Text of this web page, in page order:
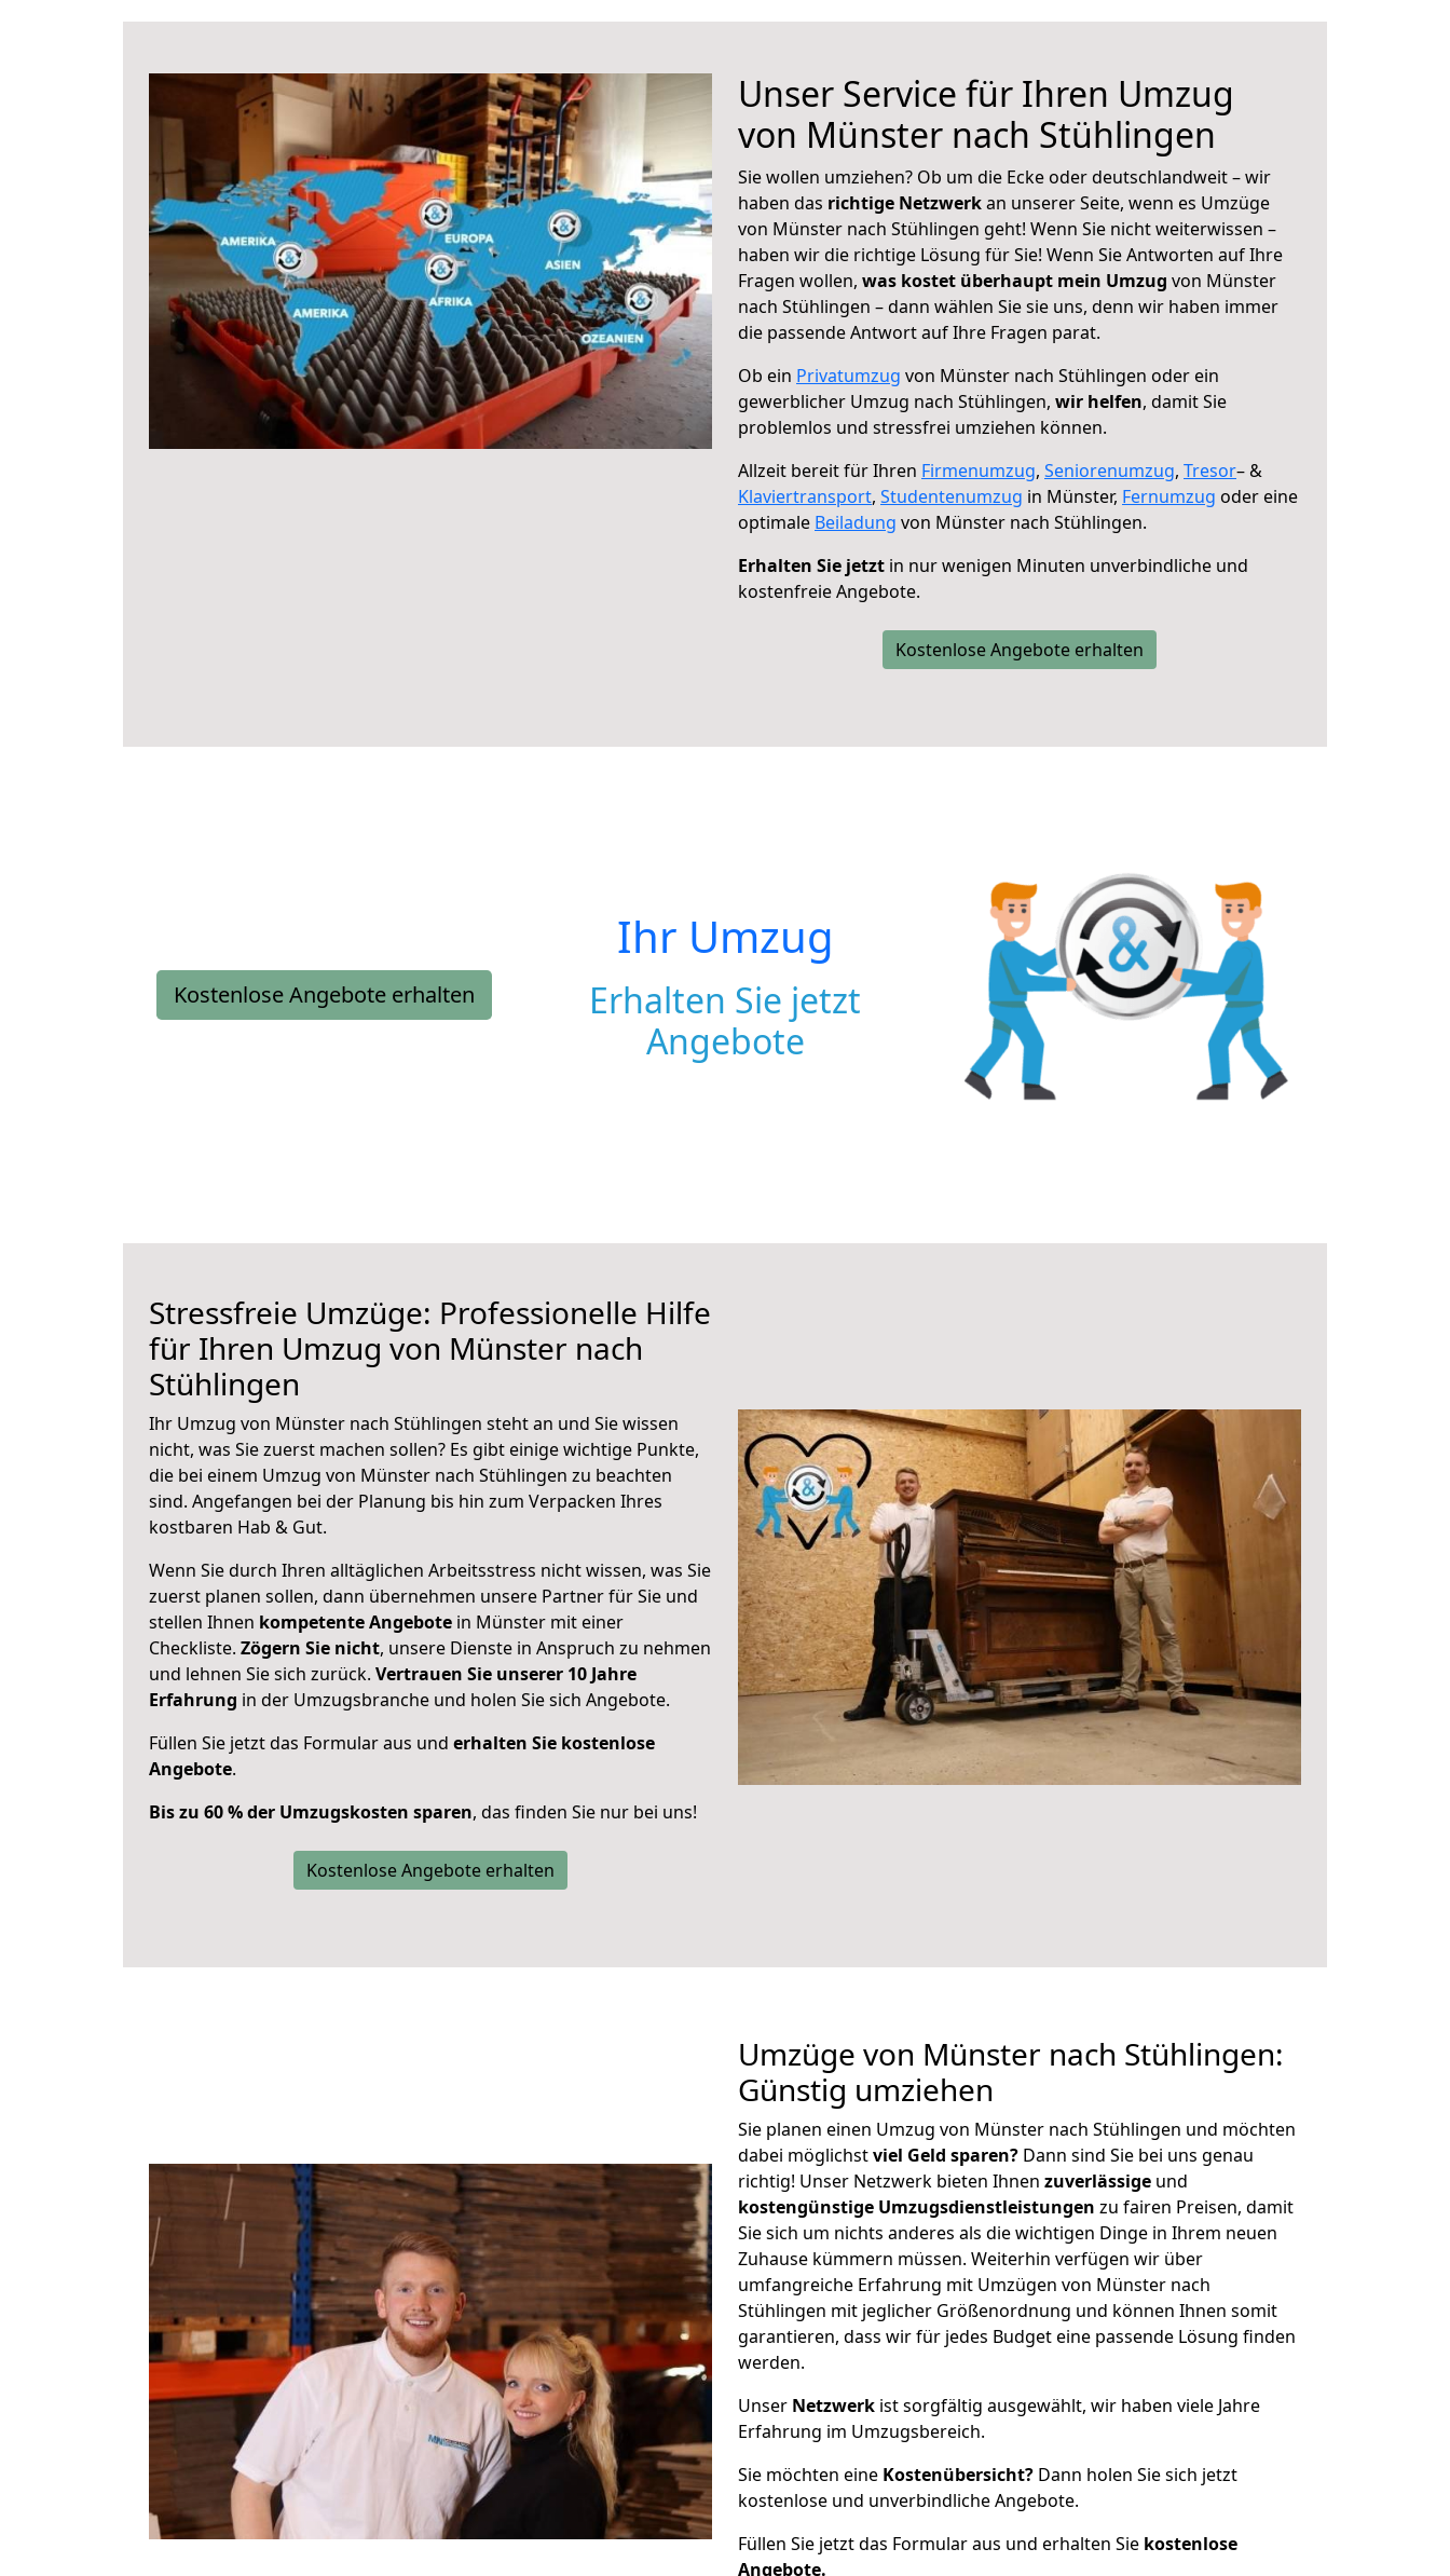
Unser Service für Ihren Umzug
von Münster nach Stühlingen
Sie wollen umziehen? Ob um die Ecke oder deutschlandweit – wir
haben das richtige Netzwerkan unserer Seite, wenn es Umzüge
von Münster nach Stühlingen geht! Wenn Sie nicht weiterwissen –
haben wir die richtige Lösung für Sie! Wenn Sie Antworten auf Ihre
Fragen wollen, was kostet überhaupt mein Umzug von Münster
nach Stühlingen – dann wählen Sie sie uns, denn wir haben immer
die passende Antwort auf Ihre Fragen parat.
Ob ein Privatumzug von Münster nach Stühlingen oder ein
gewerblicher Umzug nach Stühlingen, wir helfen, damit Sie
problemlos und stressfrei umziehen können.
Allzeit bereit für Ihren Firmenumzug, Seniorenumzug, Tresor– &
Klaviertransport, Studentenumzug in Münster, Fernumzug oder eine
optimale Beiladung von Münster nach Stühlingen.
Erhalten Sie jetzt in nur wenigen Minuten unverbindliche und
kostenfreie Angebote.
Kostenlose Angebote erhalten
Kostenlose Angebote erhalten
Ihr Umzug
Erhalten Sie jetzt
Angebote
Stressfreie Umzüge: Professionelle Hilfe
für Ihren Umzug von Münster nach
Stühlingen
Ihr Umzug von Münster nach Stühlingen steht an und Sie wissen
nicht, was Sie zuerst machen sollen? Es gibt einige wichtige Punkte,
die bei einem Umzug von Münster nach Stühlingen zu beachten
sind. Angefangen bei der Planung bis hin zum Verpacken Ihres
kostbaren Hab & Gut.
Wenn Sie durch Ihren alltäglichen Arbeitsstress nicht wissen, was Sie
zuerst planen sollen, dann übernehmen unsere Partner für Sie und
stellen Ihnen kompetente Angebote in Münster mit einer
Checkliste. Zögern Sie nicht, unsere Dienste in Anspruch zu nehmen
und lehnen Sie sich zurück. Vertrauen Sie unserer 10 Jahre
Erfahrung in der Umzugsbranche und holen Sie sich Angebote.
Füllen Sie jetzt das Formular aus und erhalten Sie kostenlose
Angebote.
Bis zu 60 % der Umzugskosten sparen, das finden Sie nur bei uns!
Kostenlose Angebote erhalten
Umzüge von Münster nach Stühlingen:
Günstig umziehen
Sie planen einen Umzug von Münster nach Stühlingen und möchten
dabei möglichstviel Geld sparen? Dann sind Sie bei uns genau
richtig! Unser Netzwerk bieten Ihnen zuverlässige und
kostengünstige Umzugsdienstleistungen zu fairen Preisen, damit
Sie sich um nichts anderes als die wichtigen Dinge in Ihrem neuen
Zuhause kümmern müssen. Weiterhin verfügen wir über
umfangreiche Erfahrung mit Umzügen von Münster nach
Stühlingen mit jeglicher Größenordnung und können Ihnen somit
garantieren, dass wir für jedes Budget eine passende Lösung finden
werden.
Unser Netzwerk ist sorgfältig ausgewählt, wir haben viele Jahre
Erfahrung im Umzugsbereich.
Sie möchten eine Kostenübersicht? Dann holen Sie sich jetzt
kostenlose und unverbindliche Angebote.
Füllen Sie jetzt das Formular aus und erhalten Sie kostenlose
Angebote.